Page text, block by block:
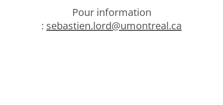
Pour information
: sebastien.lord@umontreal.ca